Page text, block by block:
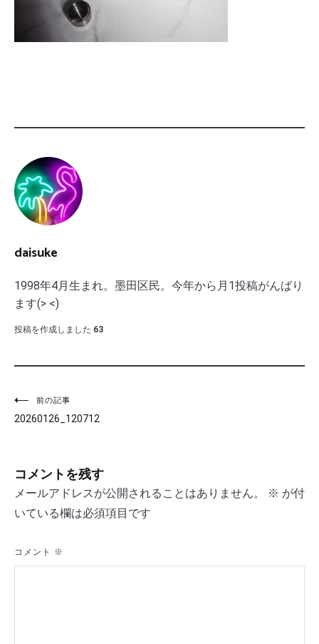
daisuke
1998年4月生まれ。墨田区民。今年から月1投稿がんばり
ます(> <)
投稿を作成しました 63
投
稿
ビ
ゲ
シ
前の記事
20260126_120712
コメントを残す
メールアドレスが公開されることはありません。 ※ が付
いている欄は必須項目です
コメント ※